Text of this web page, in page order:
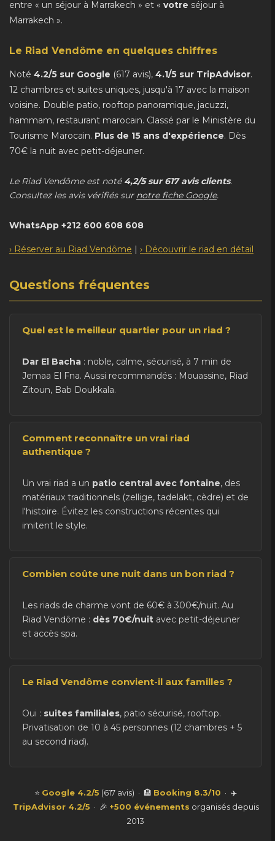
entre « un séjour à Marrakech » et « votre séjour à
Marrakech ».
Le Riad Vendôme en quelques chiffres
Noté 4.2/5 sur Google (617 avis), 4.1/5 sur TripAdvisor.
12 chambres et suites uniques, jusqu'à 17 avec la maison
voisine. Double patio, rooftop panoramique, jacuzzi,
hammam, restaurant marocain. Classé par le Ministère du
Tourisme Marocain. Plus de 15 ans d'expérience. Dès
70€ la nuit avec petit-déjeuner.
Le Riad Vendôme est noté 4,2/5 sur 617 avis clients.
Consultez les avis vérifiés sur notre fiche Google.
WhatsApp +212 600 608 608
› Réserver au Riad Vendôme › Découvrir le riad en détail
Questions fréquentes
Quel est le meilleur quartier pour un riad ?
Dar El Bacha : noble, calme, sécurisé, à 7 min de
Jemaa El Fna. Aussi recommandés : Mouassine, Riad
Zitoun, Bab Doukkala.
Comment reconnaître un vrai riad
authentique ?
Un vrai riad a un patio central avec fontaine, des
matériaux traditionnels (zellige, tadelakt, cèdre) et de
l'histoire. Évitez les constructions récentes qui
imitent le style.
Combien coûte une nuit dans un bon riad ?
Les riads de charme vont de 60€ à 300€/nuit. Au
Riad Vendôme : dès 70€/nuit avec petit-déjeuner
et accès spa.
Le Riad Vendôme convient-il aux familles ?
Oui : suites familiales, patio sécurisé, rooftop.
Privatisation de 10 à 45 personnes (12 chambres + 5
au second riad).
⭐ Google 4.2/5 (617 avis) · 🏨 Booking 8.3/10 · ✈️
TripAdvisor 4.2/5 · 🎉 +500 événements organisés depuis
2013